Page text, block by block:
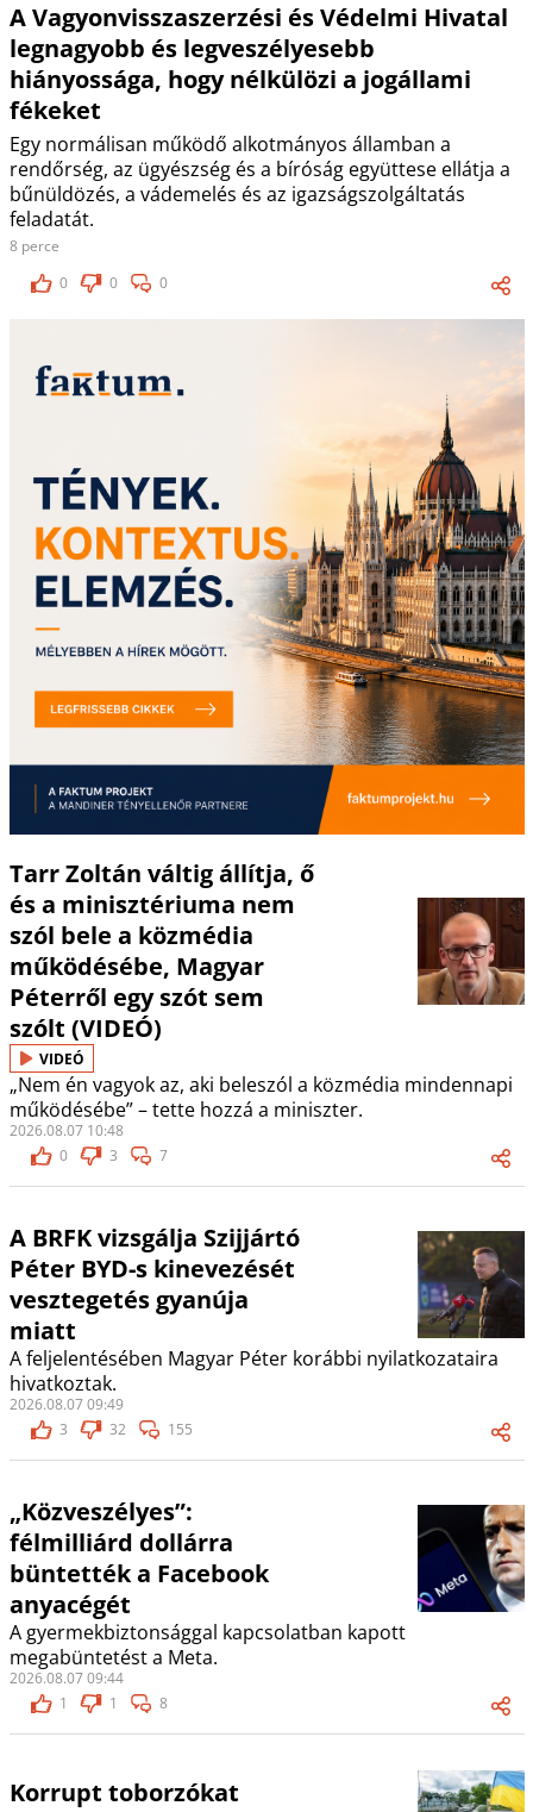
A Vagyonvisszaszerzési és Védelmi Hivatal
legnagyobb és legveszélyesebb
hiányossága, hogy nélkülözi a jogállami
fékeket
Egy normálisan működő alkotmányos államban a
rendőrség, az ügyészség és a bíróság együttese ellátja a
bűnüldözés, a vádemelés és az igazságszolgáltatás
feladatát.
8 perce
0
0 0
Tarr Zoltán váltig állítja, ő
és a minisztériuma nem
szól bele a közmédia
működésébe, Magyar
Péterről egy szót sem
szólt (VIDEÓ)
VIDEÓ
„Nem én vagyok az, aki beleszól a közmédia mindennapi
működésébe” – tette hozzá a miniszter.
2026.08.07 10:48
0
3 7
A BRFK vizsgálja Szijjártó
Péter BYD-s kinevezését
vesztegetés gyanúja
miatt
A feljelentésében Magyar Péter korábbi nyilatkozataira
hivatkoztak.
2026.08.07 09:49
3
32 155
„Közveszélyes”:
félmilliárd dollárra
büntették a Facebook
anyacégét
A gyermekbiztonsággal kapcsolatban kapott
megabüntetést a Meta.
2026.08.07 09:44
1
1 8
Korrupt toborzókat